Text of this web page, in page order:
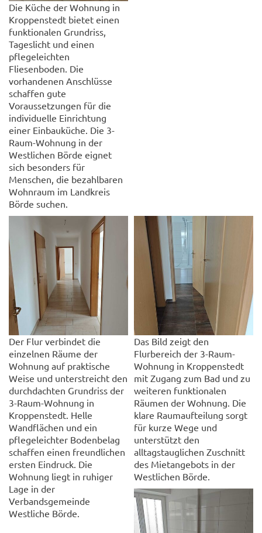
Die Küche der Wohnung in
Kroppenstedt bietet einen
funktionalen Grundriss,
Tageslicht und einen
pflegeleichten
Fliesenboden. Die
vorhandenen Anschlüsse
schaffen gute
Voraussetzungen für die
individuelle Einrichtung
einer Einbauküche. Die 3-
Raum-Wohnung in der
Westlichen Börde eignet
sich besonders für
Menschen, die bezahlbaren
Wohnraum im Landkreis
Börde suchen.
Der Flur verbindet die
einzelnen Räume der
Wohnung auf praktische
Weise und unterstreicht den
durchdachten Grundriss der
3-Raum-Wohnung in
Kroppenstedt. Helle
Wandflächen und ein
pflegeleichter Bodenbelag
schaffen einen freundlichen
ersten Eindruck. Die
Wohnung liegt in ruhiger
Lage in der
Verbandsgemeinde
Westliche Börde.
Das Bild zeigt den
Flurbereich der 3-Raum-
Wohnung in Kroppenstedt
mit Zugang zum Bad und zu
weiteren funktionalen
Räumen der Wohnung. Die
klare Raumaufteilung sorgt
für kurze Wege und
unterstützt den
alltagstauglichen Zuschnitt
des Mietangebots in der
Westlichen Börde.